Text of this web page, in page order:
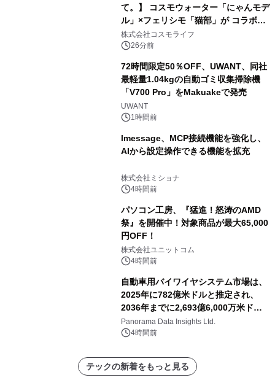
て。】 コスモウォーター「にゃんモデ
ル」×フェリシモ「猫部」が コラボキ
ャンペーンを実施
株式会社コスモライフ
26分前
72時間限定50％OFF、UWANT、同社
最軽量1.04kgの自動ゴミ収集掃除機
「V700 Pro」をMakuakeで発売
UWANT
1時間前
lmessage、MCP接続機能を強化し、
AIから設定操作できる機能を拡充
株式会社ミショナ
4時間前
パソコン工房、『猛進！怒涛のAMD
祭』を開催中！対象商品が最大65,000
円OFF！
株式会社ユニットコム
4時間前
自動車用バイワイヤシステム市場は、
2025年に782億米ドルと推定され、
2036年までに2,693億6,000万米ドル
に達すると予測されており、予測期間
（2026年～2036年）
Panorama Data Insights Ltd.
4時間前
テックの新着をもっと見る